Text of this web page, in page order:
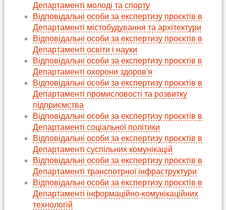
Департаменті молоді та спорту
Відповідальні особи за експертизу проєктів в
Департаменті містобудування та архітектури
Відповідальні особи за експертизу проєктів в
Департаменті освіти і науки
Відповідальні особи за експертизу проєктів в
Департаменті охорони здоров'я
Відповідальні особи за експертизу проєктів в
Департаменті промисловості та розвитку
підприємства
Відповідальні особи за експертизу проєктів в
Департаменті соціальної політики
Відповідальні особи за експертизу проєктів в
Департаменті суспільних комунікацій
Відповідальні особи за експертизу проєктів в
Департаменті транспотрної інфраструктури
Відповідальні особи за експертизу проєктів в
Департаменті інформаційно-комунікаційних
технологій